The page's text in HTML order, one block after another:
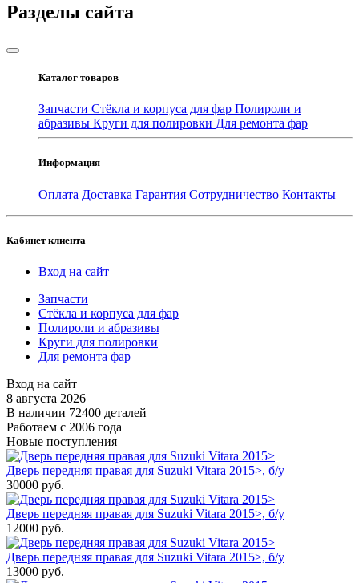
Разделы сайта
Каталог товаров
Запчасти Стёкла и корпуса для фар Полироли и
абразивы Круги для полировки Для ремонта фар
Информация
Оплата Доставка Гарантия Сотрудничество Контакты
Кабинет клиента
Вход на сайт
Запчасти
Стёкла и корпуса для фар
Полироли и абразивы
Круги для полировки
Для ремонта фар
Вход на сайт
8 августа 2026
В наличии 72400 деталей
Работаем с 2006 года
Новые поступления
Дверь передняя правая для Suzuki Vitara 2015>, б/у
30000 руб.
Дверь передняя правая для Suzuki Vitara 2015>, б/у
12000 руб.
Дверь передняя правая для Suzuki Vitara 2015>, б/у
13000 руб.